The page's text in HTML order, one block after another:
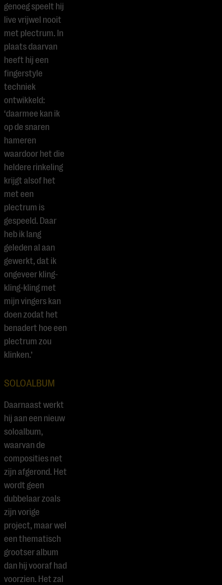
genoeg speelt hij
live vrijwel nooit
met plectrum. In
plaats daarvan
heeft hij een
fingerstyle
techniek
ontwikkeld:
‘daarmee kan ik
op de snaren
hameren
waardoor het die
heldere rinkeling
krijgt alsof het
met een
plectrum is
gespeeld. Daar
heb ik lang
geleden al aan
gewerkt, dat ik
ongeveer kling-
kling-kling met
mijn vingers kan
doen zodat het
benadert hoe een
plectrum zou
klinken.’
SOLOALBUM
Daarnaast werkt
hij aan een nieuw
soloalbum,
waarvan de
composities net
zijn afgerond. Het
wordt geen
dubbelaar zoals
zijn vorige
project, maar wel
een thematisch
grootser album
dan hij vooraf had
voorzien. Het zal